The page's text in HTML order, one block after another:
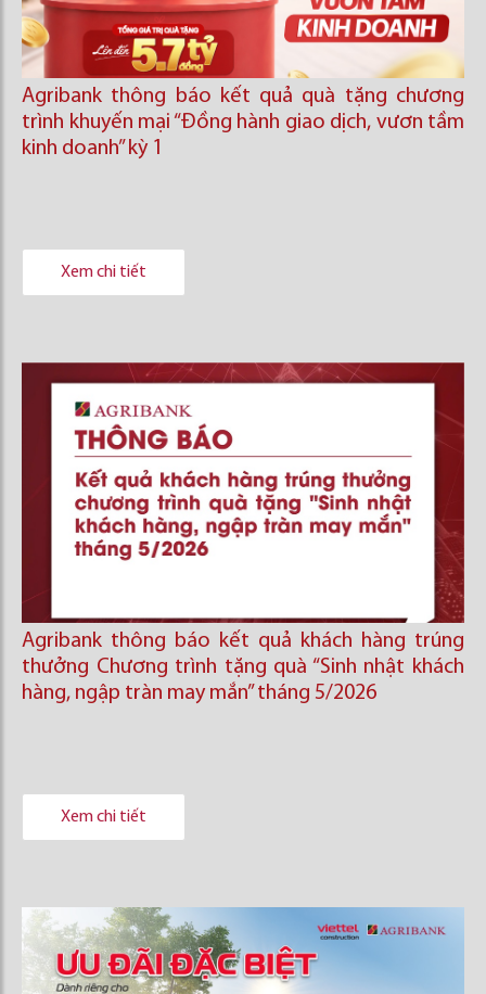
Agribank thông báo kết quả quà tặng chương
trình khuyến mại “Đồng hành giao dịch, vươn tầm
kinh doanh’’ kỳ 1
Xem chi tiết
Agribank thông báo kết quả khách hàng trúng
thưởng Chương trình tặng quà “Sinh nhật khách
hàng, ngập tràn may mắn” tháng 5/2026
Xem chi tiết